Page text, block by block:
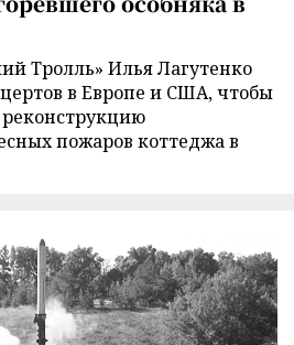
Тролль» Илья Лагутенко
в Европе и США, чтобы
реконструкцию
пожаров коттеджа в